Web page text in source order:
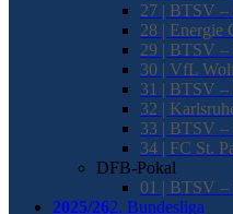
27 | BTSV
28 | Energie
29 | BTSV –
30 | VfL
31 | BTSV –
32 |
33 | BTSV –
34 | FC St.
DFB-Pokal
01 | BTSV
2025/262. Bundesliga